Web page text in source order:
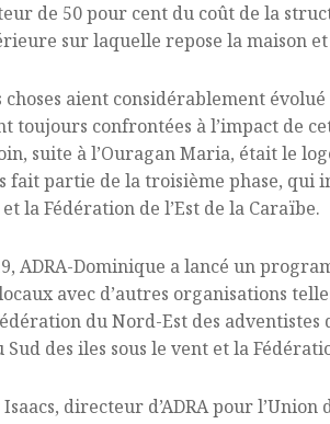
de 50 pour cent du coût de la
sur laquelle repose la maison
choses aient considérablement
toujours confrontées à l’impact de
suite à l’Ouragan Maria, était le
fait partie de la troisième phase, qui
la Fédération de l’Est de la Caraïbe.
ADRA-Dominique a lancé un
avec d’autres organisations
du Nord-Est des
des iles sous le vent et la
directeur d’ADRA pour